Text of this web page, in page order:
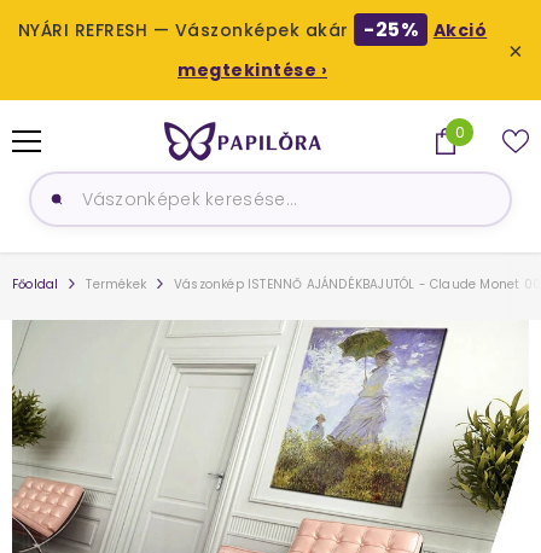
NYÁRI REFRESH — Vászonképek akár -25%
Akció
megtekintése ›
×
0
0
Főoldal Termékek Vászonkép ISTENNŐ AJÁNDÉKBAJUTÓL - Claude Monet